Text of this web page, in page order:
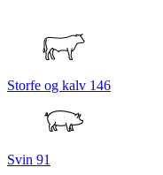
Storfe og kalv 146
Svin 91